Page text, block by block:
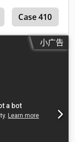
Case 410
小广告